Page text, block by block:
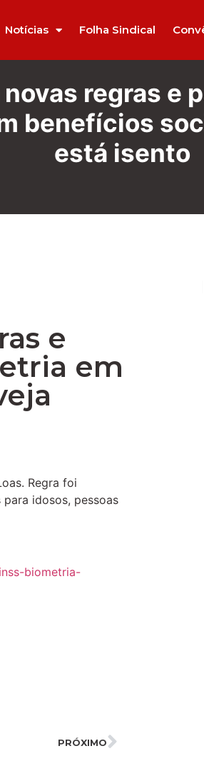
Notícias Folha Sindical
novas regras e
benefícios
está isento
e
em
Regra foi
idosos, pessoas
biometria-
PRÓXIMO